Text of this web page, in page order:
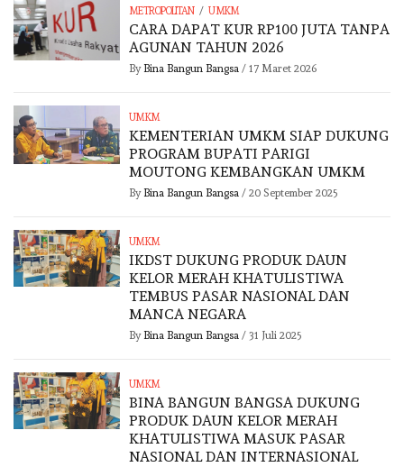
METROPOLITAN / UMKM
CARA DAPAT KUR RP100 JUTA TANPA
AGUNAN TAHUN 2026
By Bina Bangun Bangsa/ 17 Maret 2026
UMKM
KEMENTERIAN UMKM SIAP DUKUNG
PROGRAM BUPATI PARIGI
MOUTONG KEMBANGKAN UMKM
By Bina Bangun Bangsa/ 20 September 2025
UMKM
IKDST DUKUNG PRODUK DAUN
KELOR MERAH KHATULISTIWA
TEMBUS PASAR NASIONAL DAN
MANCA NEGARA
By Bina Bangun Bangsa/ 31 Juli 2025
UMKM
BINA BANGUN BANGSA DUKUNG
PRODUK DAUN KELOR MERAH
KHATULISTIWA MASUK PASAR
NASIONAL DAN INTERNASIONAL